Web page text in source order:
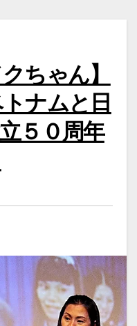
ちゃん】
ナムと日
５０周年